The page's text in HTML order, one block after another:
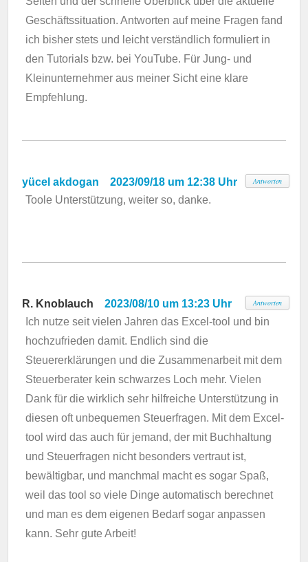
Geschäftssituation. Antworten auf meine Fragen fand
ich bisher stets und leicht verständlich formuliert in
den Tutorials bzw. bei YouTube. Für Jung- und
Kleinunternehmer aus meiner Sicht eine klare
Empfehlung.
yücel akdogan
2023/09/18 um 12:38 Uhr
Toole Unterstützung, weiter so, danke.
Antworten
R. Knoblauch
2023/08/10 um 13:23 Uhr
Ich nutze seit vielen Jahren das Excel-tool und bin
hochzufrieden damit. Endlich sind die
Steuererklärungen und die Zusammenarbeit mit dem
Steuerberater kein schwarzes Loch mehr. Vielen
Dank für die wirklich sehr hilfreiche Unterstützung in
diesen oft unbequemen Steuerfragen. Mit dem Excel-
tool wird das auch für jemand, der mit Buchhaltung
und Steuerfragen nicht besonders vertraut ist,
bewältigbar, und manchmal macht es sogar Spaß,
weil das tool so viele Dinge automatisch berechnet
und man es dem eigenen Bedarf sogar anpassen
kann. Sehr gute Arbeit!
Antworten